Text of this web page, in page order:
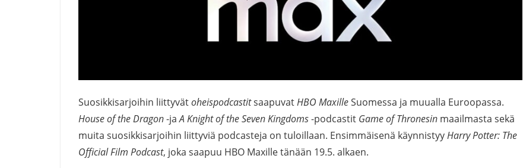
Suosikkisarjoihin liittyvätoheispodcastitsaapuvatHBO MaxilleSuomessa ja muualla Euroopassa.
House of the Dragon-jaA Knight of the Seven Kingdoms-podcastit Game of Thronesin maailmasta sekä
muita suosikkisarjoihin liittyviä podcasteja on tuloillaan. Ensimmäisenä käynnistyyHarry Potter: The
Official Film Podcast, joka saapuu HBO Maxille tänään 19.5. alkaen.